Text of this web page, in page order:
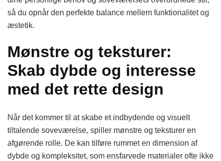
så du opnår den perfekte balance mellem funktionalitet og
æstetik.
Mønstre og teksturer:
Skab dybde og interesse
med det rette design
Når det kommer til at skabe et indbydende og visuelt
tiltalende soveværelse, spiller mønstre og teksturer en
afgørende rolle. De kan tilføre rummet en dimension af
dybde og kompleksitet, som ensfarvede materialer ofte ikke